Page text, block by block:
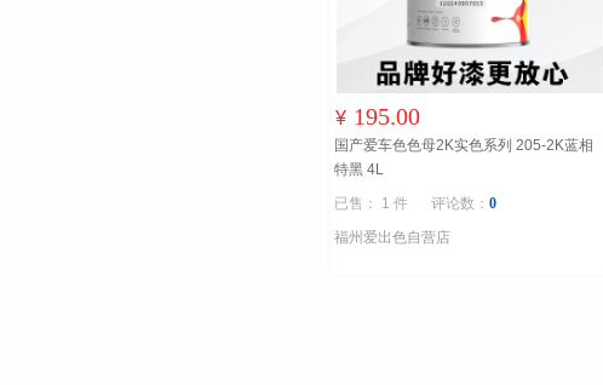
¥ 195.00
国产爱车色色母2K实色系列 205-2K蓝相
特黑 4L
已售： 1 件
评论数： 0
福州爱出色自营店